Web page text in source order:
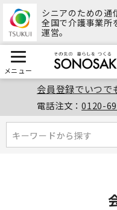
シニアのための通
全国で介護事業所
運営。
メニュー
会員登録でいつで
電話注文：0120-
キーワードから探す
キーワードから探す